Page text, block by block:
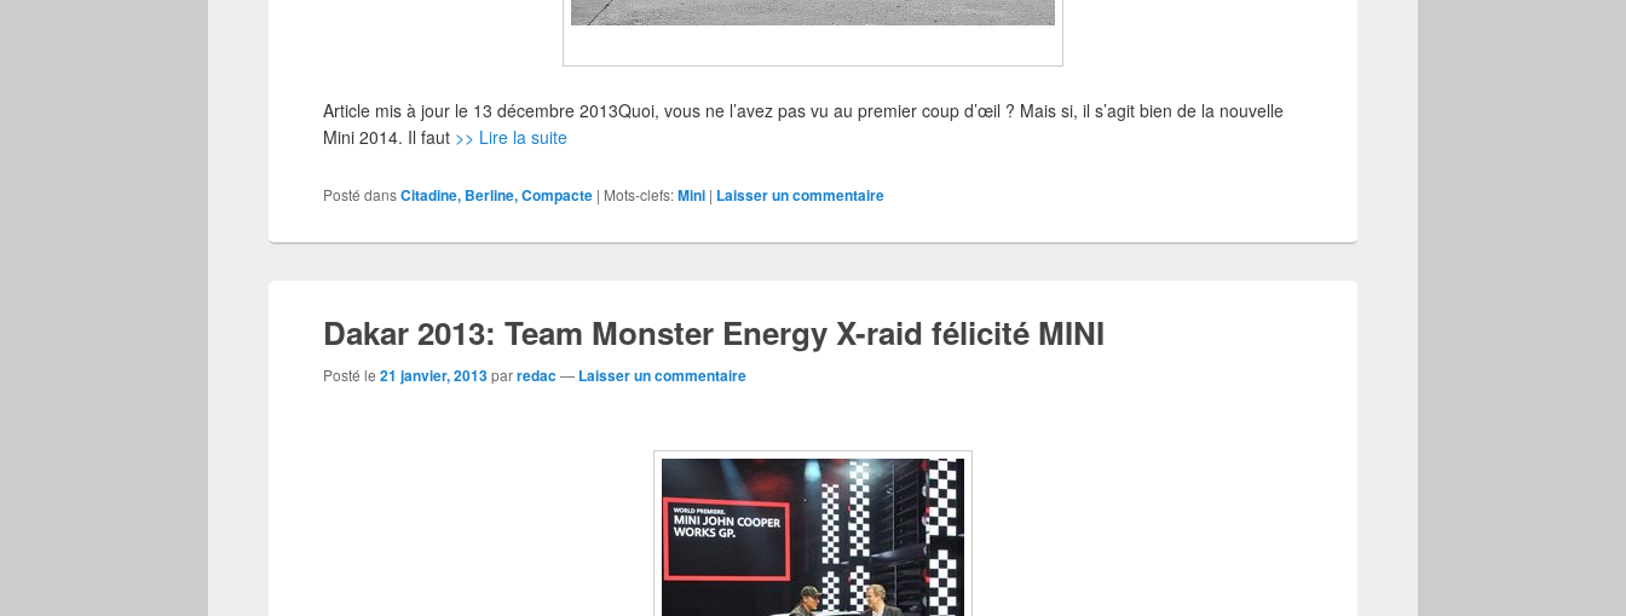
Article mis à jour le 13 décembre 2013Quoi, vous ne l’avez pas vu au premier coup d’œil ? Mais si, il s’agit bien de la nouvelle
Mini 2014. Il faut >> Lire la suite
Posté dansCitadine, Berline, Compacte | Mots-clefs:Mini | Laisser un commentaire
Dakar 2013: Team Monster Energy X-raid félicité MINI
Posté le 21 janvier, 2013parredac— Laisser un commentaire